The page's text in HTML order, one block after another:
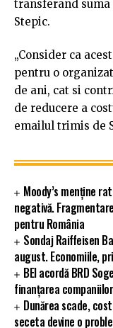
transferand suma
Stepic.
„Consider ca
pentru o
de ani, cat si
de reducere a
emailul trimis de
Moody’s menține
negativă.
pentru România
Sondaj Raiffeisen
august. Economiile,
BEI acordă BRD
finanțarea
Dunărea scade,
seceta devine o